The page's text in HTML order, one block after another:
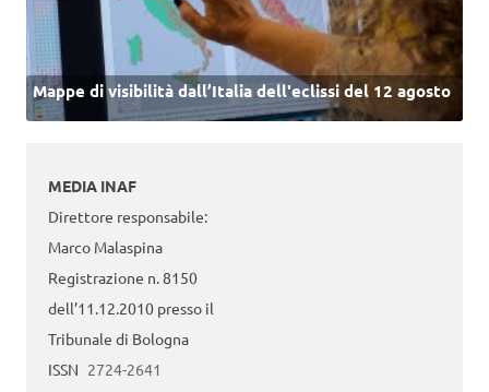
Mappe di visibilità dall’Italia dell'eclissi del 12 agosto
MEDIA INAF
Direttore responsabile:
Marco Malaspina
Registrazione n. 8150
dell’11.12.2010 presso il
Tribunale di Bologna
ISSN 2724-2641